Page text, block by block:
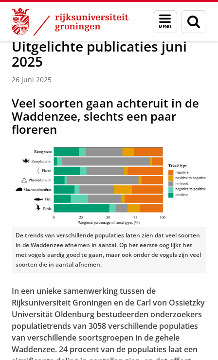
Skip
Content
Skip
Navigation
Menu
en
zoeken
Over ons Faculty of Science and Engineering Nieuws
Uitgelichte publicaties juni
2025
26 juni 2025
Veel soorten gaan achteruit in de
Waddenzee, slechts een paar
floreren
De trends van verschillende populaties laten zien dat veel soorten
in de Waddenzee afnemen in aantal. Op het eerste oog lijkt het
met vogels aardig goed te gaan, maar ook onder de vogels zijn veel
soorten die in aantal afnemen.
In een unieke samenwerking tussen de
Rijksuniversiteit Groningen en de Carl von Ossietzky
Universität Oldenburg bestudeerden onderzoekers
populatietrends van 3058 verschillende populaties
van verschillende soortsgroepen in de gehele
Waddenzee. 24 procent van de populaties laat een